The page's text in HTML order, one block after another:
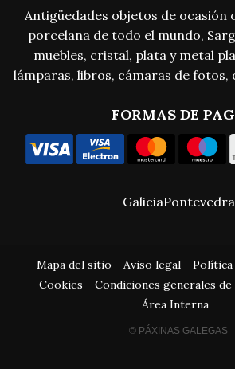
Antigüedades objetos de ocasión
porcelana de todo el mundo,
muebles, cristal, plata y metal
lámparas, libros, cámaras de fotos,
FORMAS DE
GaliciaPontevedra
Mapa del sitio - Aviso legal- Política
Cookies - Condiciones generales
Área Interna
© PÁXINAS GALEGAS